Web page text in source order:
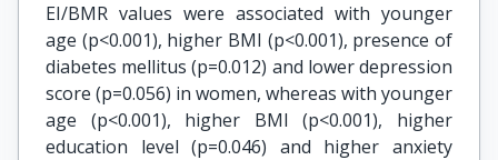
EI/BMR values were associated with younger
age (p<0.001), higher BMI (p<0.001), presence of
diabetes mellitus (p=0.012) and lower depression
score (p=0.056) in women, whereas with younger
age (p<0.001), higher BMI (p<0.001), higher
education level (p=0.046) and higher anxiety